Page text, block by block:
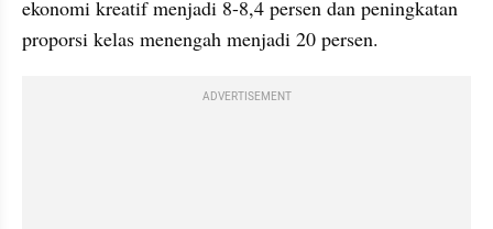
ekonomi kreatif menjadi 8-8,4 persen dan peningkatan
proporsi kelas menengah menjadi 20 persen.
ADVERTISEMENT